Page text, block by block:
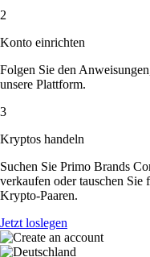
2
Konto einrichten
Folgen Sie den
unsere Plattform.
3
Kryptos handeln
Suchen Sie Primo Brands
verkaufen oder tauschen
Krypto-Paaren.
Jetzt loslegen